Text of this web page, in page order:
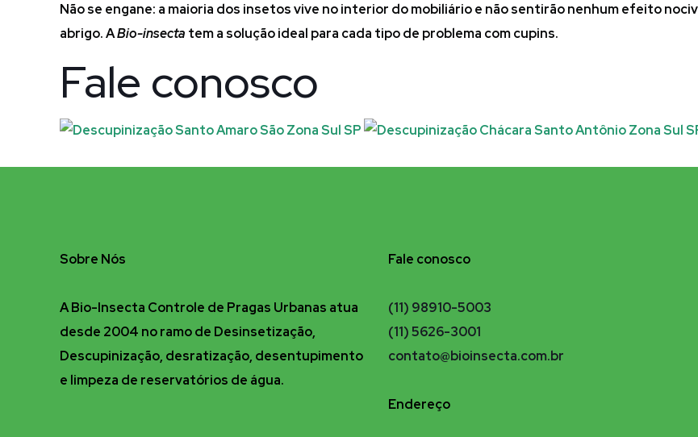
Não se engane: a maioria dos insetos vive no interior do mobiliário e não sentirão nenhum efeito
abrigo. ABio-insecta tem a solução ideal para cada tipo de problema com cupins.
Fale conosco
Sobre Nós
A Bio-Insecta Controle de Pragas Urbanas atua
desde 2004 no ramo de Desinsetização,
Descupinização, desratização, desentupimento
e limpeza de reservatórios de água.
Fale conosco
(11) 98910-5003
(11) 5626-3001
contato@bioinsecta.com.br
Endereço